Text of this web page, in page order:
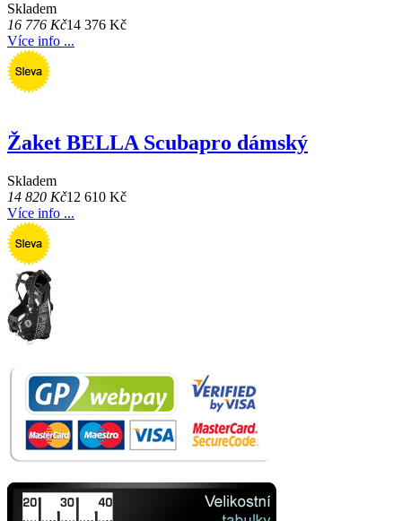
Skladem
16 776 Kč14 376 Kč
Více info ...
Žaket BELLA Scubapro dámský
Skladem
14 820 Kč12 610 Kč
Více info ...